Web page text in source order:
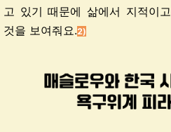
고 있기 때문에 삶에서 지적이
것을 보여줘요.2)